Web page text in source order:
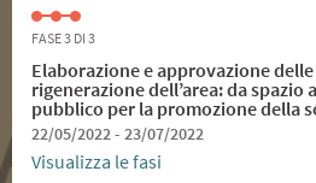
FASE 3 DI 3
Elaborazione e approvazione
rigenerazione dell’area: da spazio
pubblico per la promozione della
22/05/2022 - 23/07/2022
Visualizza le fasi